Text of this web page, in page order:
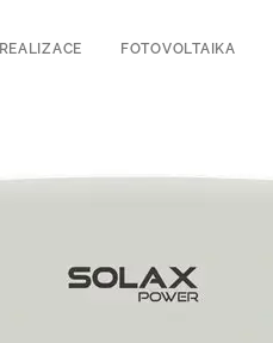
REALIZACE FOTOVOLTAIKA